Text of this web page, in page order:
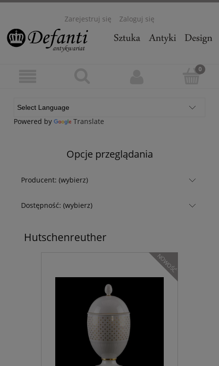
Zarejestruj się Zaloguj się
Powered by Translate
Opcje przeglądania
Producent: (wybierz)
Dostępność: (wybierz)
Hutschenreuther
NOWOŚĆ